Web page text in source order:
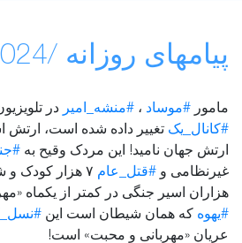
پیامهای روزانه /13/02/2024
مامور #موساد ، #منشه_امیر در
#کانال_یک تغییر داده شده است، ارتش
ارتش جهان نامید! این مردک وقیح به
غیرنظامی و #قتل_عام
۷ هزار کودک
هزاران اسیر جنگی در کمتر از یکماه
#یهوه که همان شیطان است این
عریان «مهربانی و محبت» است!